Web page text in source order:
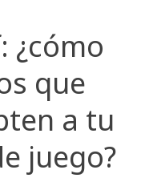
¿cómo
que
a tu
juego?